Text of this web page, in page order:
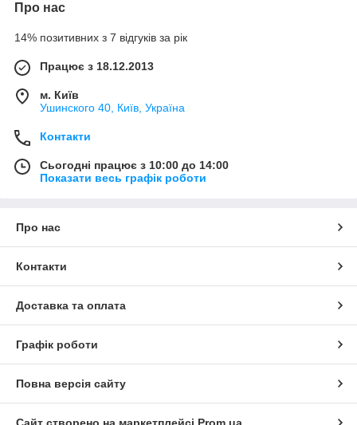
Про нас
14% позитивних з 7 відгуків за рік
Працює з 18.12.2013
м. Київ
Ушинского 40, Київ, Україна
Контакти
Сьогодні працює з 10:00 до 14:00
Показати весь графік роботи
Про нас
Контакти
Доставка та оплата
Графік роботи
Повна версія сайту